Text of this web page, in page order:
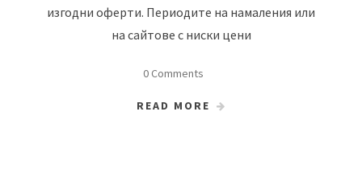
изгодни оферти. Периодите на намаления или
на сайтове с ниски цени
0 Comments
READ MORE